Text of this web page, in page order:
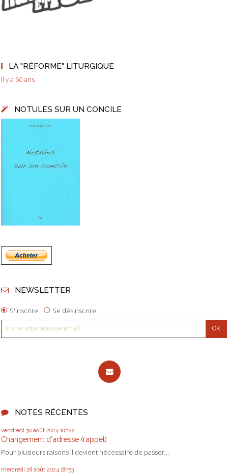
LA "RÉFORME" LITURGIQUE
Il y a 50 ans
NOTULES SUR UN CONCILE
NEWSLETTER
S'inscrire Se désinscrire
NOTES RÉCENTES
vendredi 30 août 2024 10h22
Changement d'adresse (rappel)
Pour plusieurs raisons il devient nécessaire de passer...
mercredi 28 août 2024 18h53